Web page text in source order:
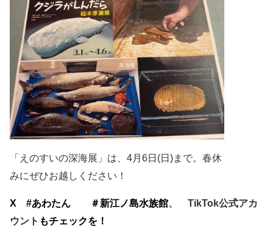
「えのすいの深海展」は、 4月 6日 (日 )まで。 春休
みにぜひお越しください！
X #あわたん ＃新江ノ島水族館、 TikTok公式アカ
ウント もチェックを！